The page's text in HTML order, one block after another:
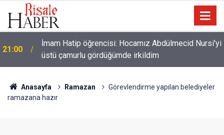
21:00
İmam Hatip öğrencisi: Hocamız Abdülmecid Nursi'yi
üstü çamurlu gördüğümde irkildim
Anasayfa Ramazan
Görevlendirme yapılan belediyeler
ramazana hazır